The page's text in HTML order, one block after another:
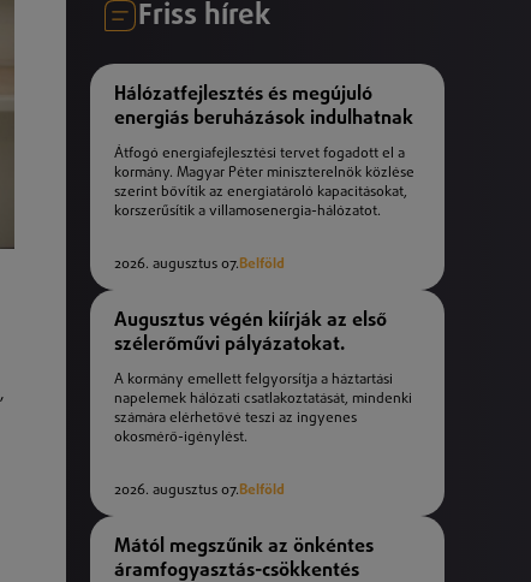
,
Friss hírek
Hálózatfejlesztés és megújuló
energiás beruházások indulhatnak
Átfogó energiafejlesztési tervet fogadott el a
kormány. Magyar Péter miniszterelnök közlése
szerint bővítik az energiatároló kapacitásokat,
korszerűsítik a villamosenergia-hálózatot.
2026. augusztus 07.Belföld
Augusztus végén kiírják az első
szélerőművi pályázatokat.
A kormány emellett felgyorsítja a háztartási
napelemek hálózati csatlakoztatását, mindenki
számára elérhetővé teszi az ingyenes
okosmérő-igénylést.
2026. augusztus 07.Belföld
Mától megszűnik az önkéntes
áramfogyasztás-csökkentés